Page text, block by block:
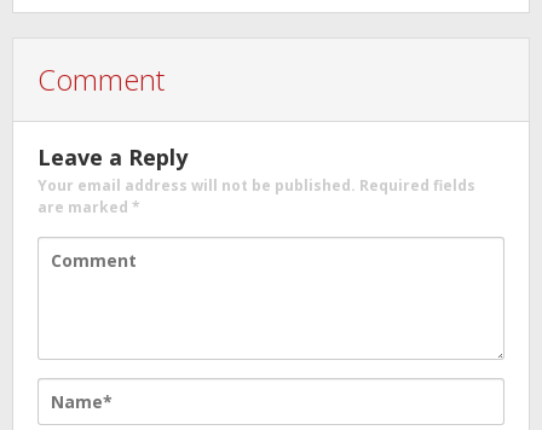
Comment
Leave a Reply
Your email address will not be published. Required fields
are marked *